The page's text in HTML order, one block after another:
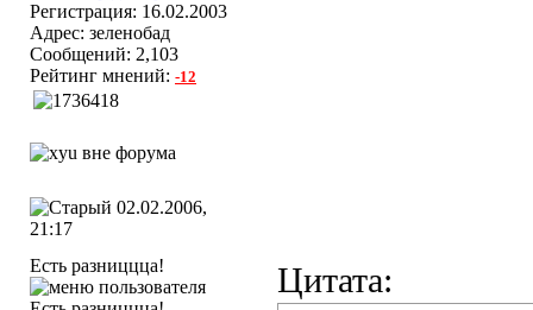
Регистрация: 16.02.2003
Адрес: зеленобад
Сообщений: 2,103
Рейтинг мнений: -12
02.02.2006,
21:17
Есть разниццца!
Цитата: